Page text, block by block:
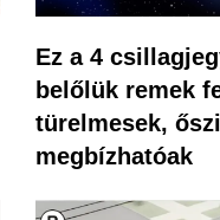
Ez a 4
belőlük remek
türelmesek,
megbízhatóak